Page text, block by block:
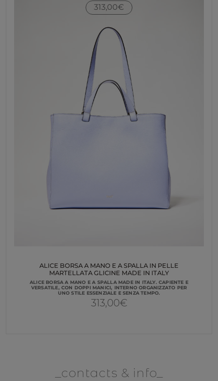
ALICE BORSA A MANO E A SPALLA IN PELLE
MARTELLATA GLICINE MADE IN ITALY
ALICE BORSA A MANO E A SPALLA MADE IN ITALY. CAPIENTE E
VERSATILE, CON DOPPI MANICI, INTERNO ORGANIZZATO PER
UNO STILE ESSENZIALE E SENZA TEMPO.
313,00€
313,00€
contacts & info